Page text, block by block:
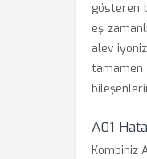
gösteren
eş
alev
A01
Kombiniz